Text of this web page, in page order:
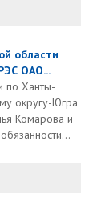
области
ОАО...
по Ханты-
округу-Югра
Комарова и